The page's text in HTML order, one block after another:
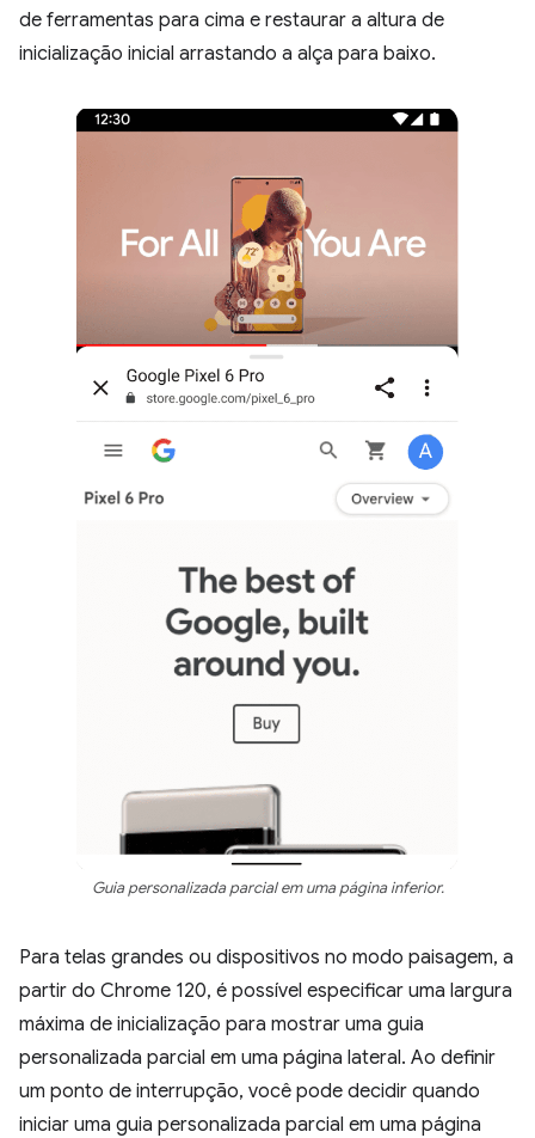
de ferramentas para cima e restaurar a altura de
inicialização inicial arrastando a alça para baixo.
Guia personalizada parcial em uma página inferior.
Para telas grandes ou dispositivos no modo paisagem, a
partir do Chrome 120, é possível especificar uma largura
máxima de inicialização para mostrar uma guia
personalizada parcial em uma página lateral. Ao definir
um ponto de interrupção, você pode decidir quando
iniciar uma guia personalizada parcial em uma página